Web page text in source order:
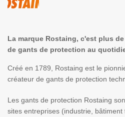
La marque Rostaing, c'est plus
de gants de protection au
Créé en 1789, Rostaing est le
créateur de gants de protection
Les gants de protection Rostaing
sites entreprises (industrie, bâtiment